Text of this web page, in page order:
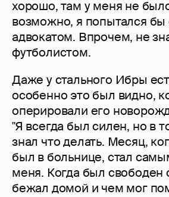
хорошо, там у меня не
возможно, я попытался бы
адвокатом. Впрочем, не
футболистом.
Даже у стального Ибры
особенно это был видно,
оперировали его
"Я всегда был силен, но в
знал что делать. Месяц,
был в больнице, стал
меня. Когда был свободен
бежал домой и чем мог